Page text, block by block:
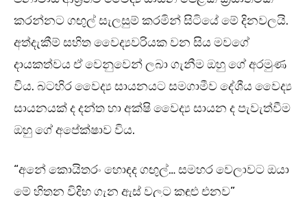
කරන්නට ගඟුල් සැලසුම් කරමින් සිටියේ මේ දිනවලයි.
අත්දැකීම් සහිත වෛද්‍යවරියක වන සිය මවගේ
දායකත්වය ඒ වෙනුවෙන් ලබා ගැනීම ඔහු ගේ අරමුණ
විය. බටහිර වෛද්‍ය සායනයට සමගාමීව දේශීය වෛද්‍ය
සායනයක් ද දන්ත හා අක්ෂි වෛද්‍ය සායන ද පැවැත්වීම
ඔහු ගේ අපේක්ෂාව විය.
“අනේ කොයිතරං හොඳද ගඟුල්… සමහර වෙලාවට ඔයා
මේ හිතන විදිහ ගැන ඇස් වලට කඳුළු එනව”